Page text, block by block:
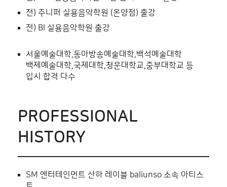
전) 주니퍼 실용음악학원 (온양점) 출강
전) BI 실용음악학원 출강
서울예술대학,동아방송예술대학,백석예술대학
백제예술대학,국제대학,청운대학교,중부대학교 등
입시 합격 다수
PROFESSIONAL
HISTORY
SM 엔터테인먼트 산하 레이블 baliunso 소속 아티스